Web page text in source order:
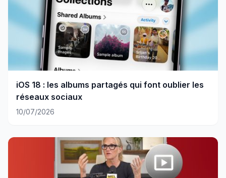
iOS 18 : les albums partagés qui font oublier les
réseaux sociaux
10/07/2026